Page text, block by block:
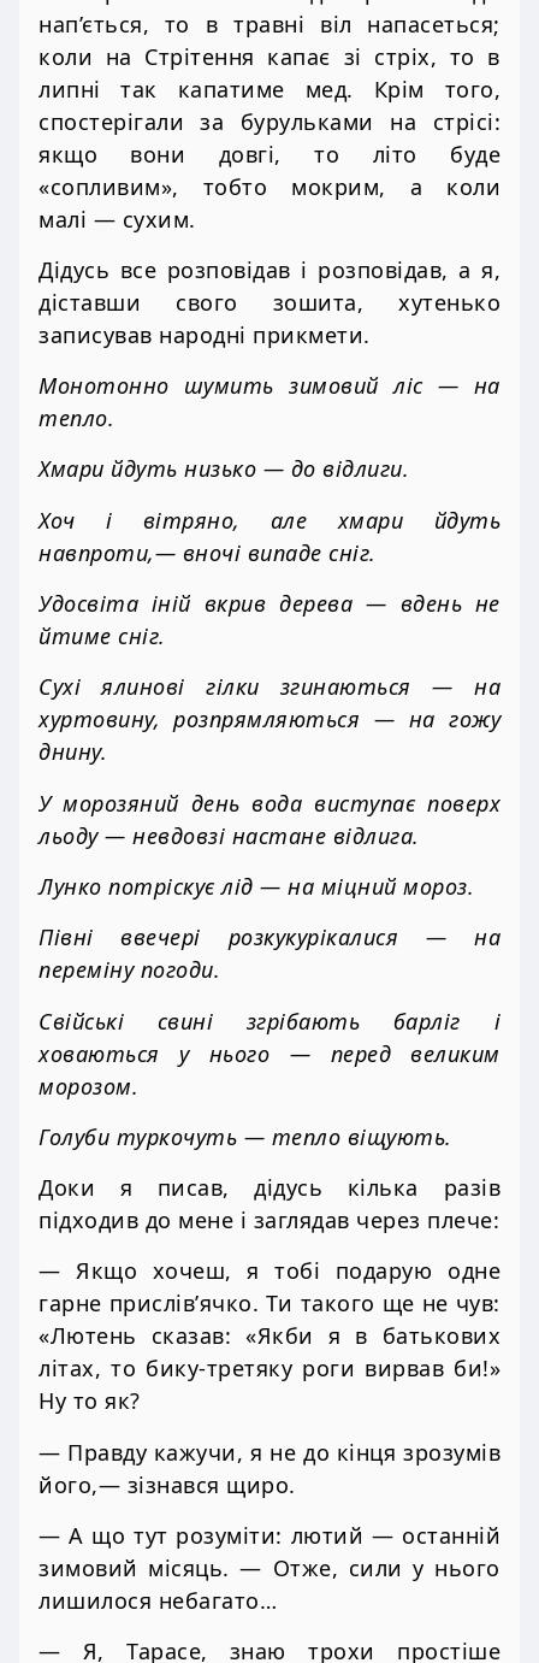
нап’ється, то в травні віл напасеться;
коли на Стрітення капає зі стріх, то в
липні так капатиме мед. Крім того,
спостерігали за бурульками на стрісі:
якщо вони довгі, то літо буде
«сопливим», тобто мокрим, а коли
малі — сухим.
Дідусь все розповідав і розповідав, а я,
діставши свого зошита, хутенько
записував народні прикмети.
Монотонно шумить зимовий ліс — на
тепло.
Хмари йдуть низько — до відлиги.
Хоч і вітряно, але хмари йдуть
навпроти,— вночі випаде сніг.
Удосвіта іній вкрив дерева — вдень не
йтиме сніг.
Сухі ялинові гілки згинаються — на
хуртовину, розпрямляються — на гожу
днину.
У морозяний день вода виступає поверх
льоду — невдовзі настане відлига.
Лунко потріскує лід — на міцний мороз.
Півні ввечері розкукурікалися — на
переміну погоди.
Свійські свині згрібають барліг і
ховаються у нього — перед великим
морозом.
Голуби туркочуть — тепло віщують.
Доки я писав, дідусь кілька разів
підходив до мене і заглядав через плече:
— Якщо хочеш, я тобі подарую одне
гарне прислів’ячко. Ти такого ще не чув:
«Лютень сказав: «Якби я в батькових
літах, то бику-третяку роги вирвав би!»
Ну то як?
— Правду кажучи, я не до кінця зрозумів
його,— зізнався щиро.
— А що тут розуміти: лютий — останній
зимовий місяць. — Отже, сили у нього
лишилося небагато…
— Я, Тарасе, знаю трохи простіше